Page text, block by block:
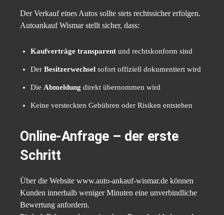
Der Verkauf eines Autos sollte stets rechtssicher erfolgen.
Autoankauf Wismar stellt sicher, dass:
Kaufverträge transparent und rechtskonform sind
Der Besitzerwechsel sofort offiziell dokumentiert wird
Die Abmeldung direkt übernommen wird
Keine versteckten Gebühren oder Risiken entstehen
Online-Anfrage – der erste
Schritt
Über die Website www.auto-ankauf-wismar.de können
Kunden innerhalb weniger Minuten eine unverbindliche
Bewertung anfordern.